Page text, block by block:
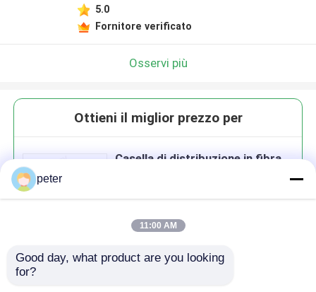
5.0
Fornitore verificato
Osservi più
Ottieni il miglior prezzo per
Casella di distribuzione in fibra
Continua
peter
11:00 AM
Good day, what product are you looking
for?